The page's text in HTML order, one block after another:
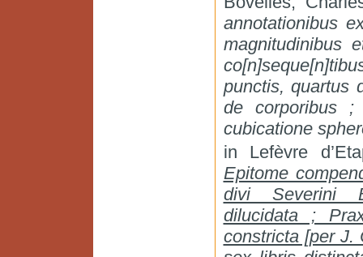
annotationibus
magnitudinibus
punctis, quartus
de corporibus
cubicatione
in Lefèvre
Epitome
divi Severini
dilucidata ;
constricta [per J.